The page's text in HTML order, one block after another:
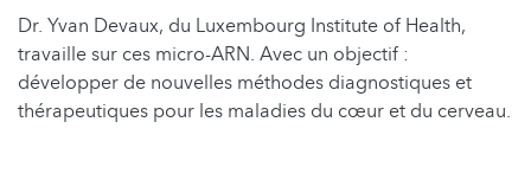
Dr. Yvan Devaux, du Luxembourg Institute of Health,
travaille sur ces micro-ARN. Avec un objectif :
développer de nouvelles méthodes diagnostiques et
thérapeutiques pour les maladies du cœur et du cerveau.